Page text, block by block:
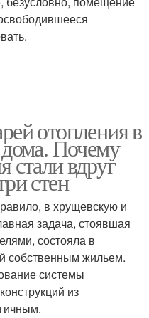
отопления в
дома. Почему
стали вдруг
стен
в хрущевскую и
задача, стоявшая
состояла в
собственным жильем.
системы
из